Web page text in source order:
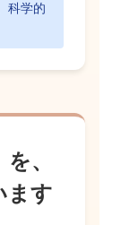
科学的
、
ます